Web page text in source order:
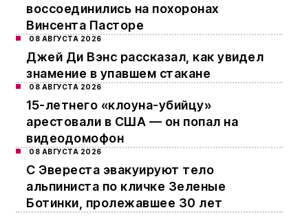
воссоединились на похоронах
Винсента Пасторе
08 АВГУСТА 2026
Джей Ди Вэнс рассказал, как увидел
знамение в упавшем стакане
08 АВГУСТА 2026
15-летнего «клоуна-убийцу»
арестовали в США — он попал на
видеодомофон
08 АВГУСТА 2026
С Эвереста эвакуируют тело
альпиниста по кличке Зеленые
Ботинки, пролежавшее 30 лет